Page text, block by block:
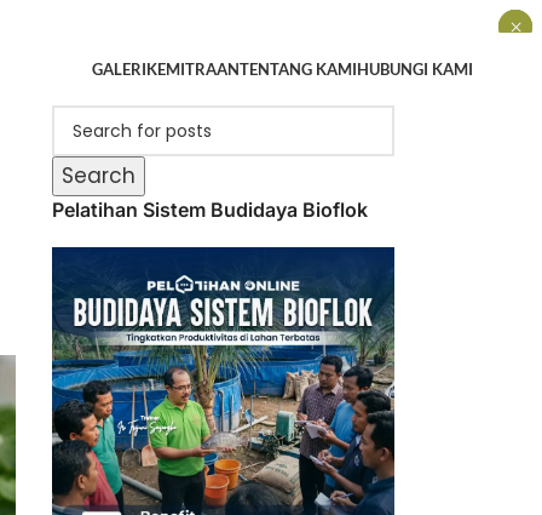
GALERIKEMITRAANTENTANG KAMIHUBUNGI KAMI
Search
Pelatihan Sistem Budidaya Bioflok
×
×
×